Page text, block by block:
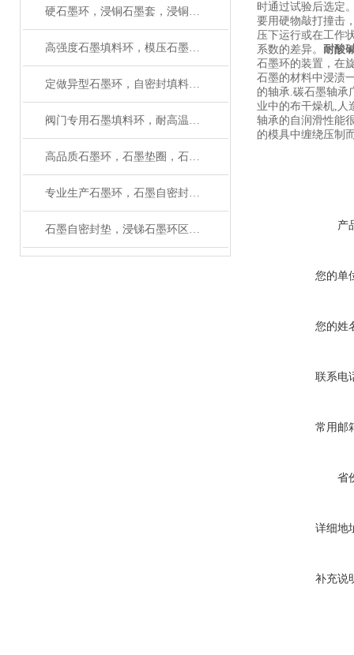
硬石墨环，浸铜石墨套，浸铜石墨管生产厂家
高强度石墨填料环，模压石墨环应用
定做异型石墨环，自密封填料环厂家（质量保障）
阀门专用石墨填料环，耐高温柔性石墨环使用温度
高品质石墨环，石墨垫圈，石墨填料环厂家
专业生产石墨环，石墨自密封环厂家有大量磨具
石墨自密封垫，浸锑石墨环区别在哪里
时通过试验后选定
要用硬物敲打撞击
压下运行或在工作
系数的差异。 耐酸
石墨环的装置，在
石墨的材料中浸渍
的轴承.碳石墨轴承
业中的布干燥机,人
轴承的自润滑性能
的模具中缠绕压制
产
您的单
您的姓
联系电
常用邮
省
详细地
补充说